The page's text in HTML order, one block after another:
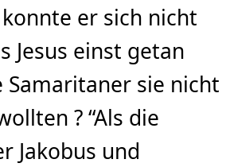
er sich nicht
Jesus einst getan
Samaritaner sie nicht
? “Als die
Jakobus und